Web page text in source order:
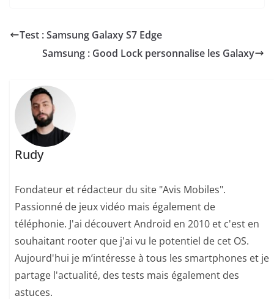
Test : Samsung Galaxy S7 Edge
Samsung : Good Lock personnalise les Galaxy
Rudy
Fondateur et rédacteur du site "Avis Mobiles".
Passionné de jeux vidéo mais également de
téléphonie. J'ai découvert Android en 2010 et c'est en
souhaitant rooter que j'ai vu le potentiel de cet OS.
Aujourd'hui je m’intéresse à tous les smartphones et je
partage l'actualité, des tests mais également des
astuces.